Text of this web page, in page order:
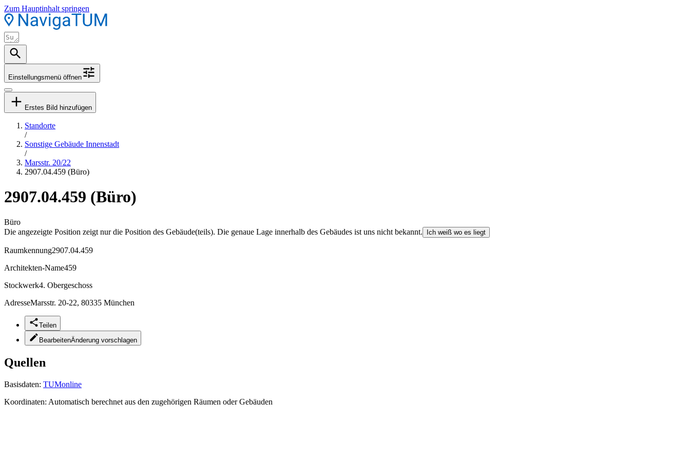
Zum Hauptinhalt springen
Einstellungsmenü öffnen
Erstes Bild hinzufügen
Standorte
/
Sonstige Gebäude Innenstadt
/
Marsstr. 20/22
2907.04.459 (Büro)
2907.04.459 (Büro)
Büro
Die angezeigte Position zeigt nur die Position des Gebäude(teils). Die genaue Lage innerhalb des Gebäudes ist uns nicht bekannt.
Ich weiß wo es liegt
Raumkennung2907.04.459
Architekten-Name459
Stockwerk4. Obergeschoss
AdresseMarsstr. 20-22, 80335 München
Teilen
BearbeitenÄnderung vorschlagen
Quellen
Basisdaten: TUMonline
Koordinaten: Automatisch berechnet aus den zugehörigen Räumen oder Gebäuden